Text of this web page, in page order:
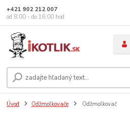
+421 902 212 007
od 8:00 - do 16:00 hod
Úvod Odžmolkovače Odžmolkovač